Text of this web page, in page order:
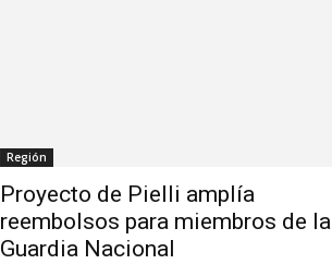
Región
Proyecto de Pielli amplía
reembolsos para miembros de la
Guardia Nacional